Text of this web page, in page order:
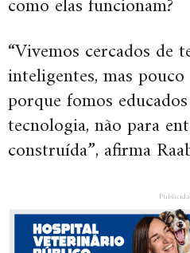
“Vivemos cercados de
inteligentes, mas
porque fomos
tecnologia, não para
construída”, afirma